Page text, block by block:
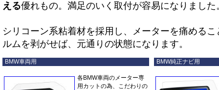
える優れもの。満足のいく取付が容易になりました
シリコーン系粘着材を採用し、メーターを痛める
ルムを剥がせば、元通りの状態になります。
BMW車両用
各BMW車両のメーター専
用カットの為、こだわりの
BMW純正ナビ用